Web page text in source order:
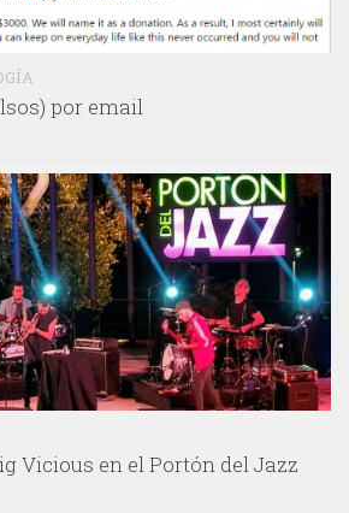
por email
Vicious en el Portón del Jazz